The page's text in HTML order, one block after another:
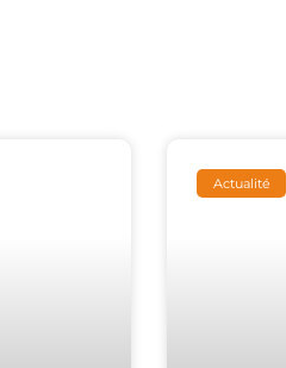
Actualité